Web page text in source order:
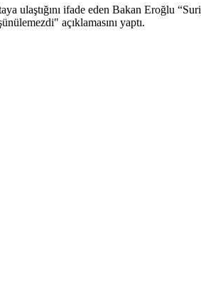
ulaştığını ifade eden Bakan Eroğlu
açıklamasını yaptı.